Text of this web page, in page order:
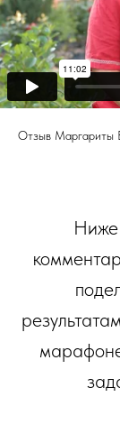
Отзыв Маргариты
Ниже